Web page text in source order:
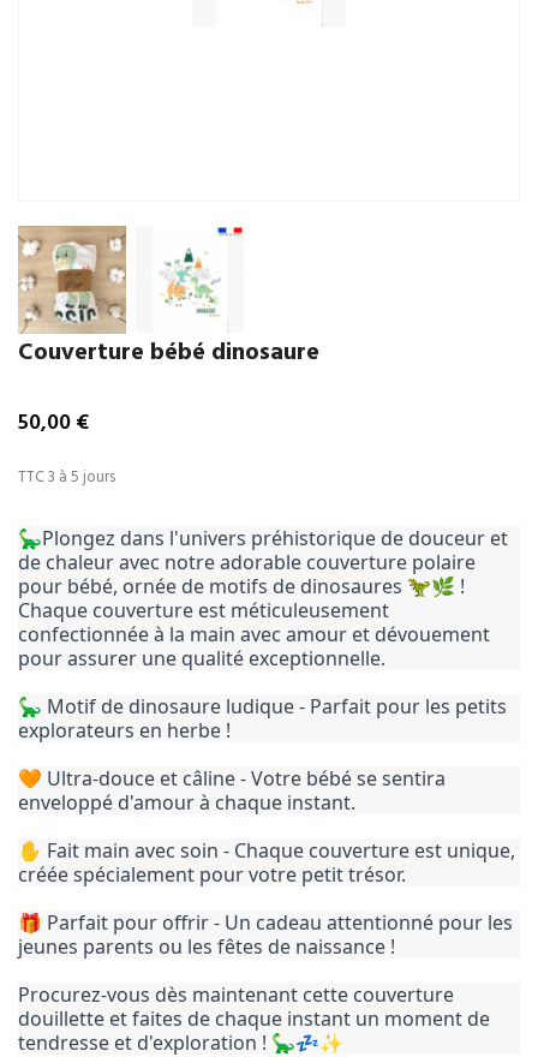
Couverture bébé dinosaure
50,00 €
TTC3 à 5 jours
🦕Plongez dans l'univers préhistorique de douceur et
de chaleur avec notre adorable couverture polaire
pour bébé, ornée de motifs de dinosaures 🦖🌿 !
Chaque couverture est méticuleusement
confectionnée à la main avec amour et dévouement
pour assurer une qualité exceptionnelle.
🦕 Motif de dinosaure ludique - Parfait pour les petits
explorateurs en herbe !
🧡 Ultra-douce et câline - Votre bébé se sentira
enveloppé d'amour à chaque instant.
✋ Fait main avec soin - Chaque couverture est unique,
créée spécialement pour votre petit trésor.
🎁 Parfait pour offrir - Un cadeau attentionné pour les
jeunes parents ou les fêtes de naissance !
Procurez-vous dès maintenant cette couverture
douillette et faites de chaque instant un moment de
tendresse et d'exploration ! 🦕💤✨